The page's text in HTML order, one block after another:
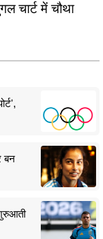
चार्ट में चौथा
बन